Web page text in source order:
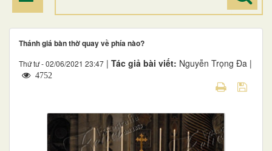
Thánh giá bàn thờ quay về phía nào?
Thứ tư - 02/06/2021 23:47 | Tác giả bài viết: Nguyễn Trọng Đa |
4752